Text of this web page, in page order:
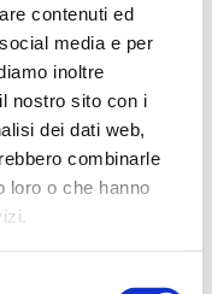
contenuti ed
media e per
inoltre
nostro sito con i
dei dati web,
combinarle
loro o che hanno
doppelt
Kunststoff
: 10 bar